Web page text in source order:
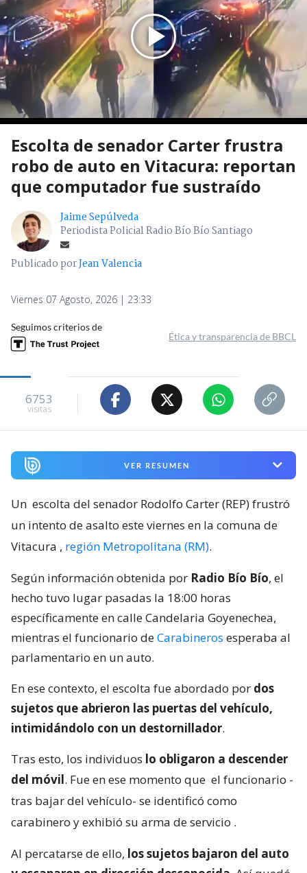
Escolta de senador Carter frustra
robo de auto en Vitacura: reportan
que computador fue sustraído
Jaime Sepúlveda
Periodista Policial Radio Bío Bío Santiago
Publicado porJean Valencia
Viernes 07 Agosto, 2026 | 23:33
Seguimos criterios de
Ética y transparencia de BBCL
6753
visitas
VER RESUMEN
Un escolta del senador Rodolfo Carter (REP) frustró
un intento de asalto este viernes en la comuna de
Vitacura , región Metropolitana (RM).
Según información obtenida por Radio Bío Bío, el
hecho tuvo lugar pasadas la 18:00 horas
específicamente en calle Candelaria Goyenechea,
mientras el funcionario deCarabineros esperaba al
parlamentario en un auto.
En ese contexto, el escolta fue abordado por dos
sujetos que abrieron las puertas del vehículo,
intimidándolo con un destornillador.
Tras esto, los individuos lo obligaron a descender
del móvil. Fue en ese momento que el funcionario -
tras bajar del vehículo- se identificó como
carabinero y exhibió su arma de servicio .
Al percatarse de ello, los sujetos bajaron del auto